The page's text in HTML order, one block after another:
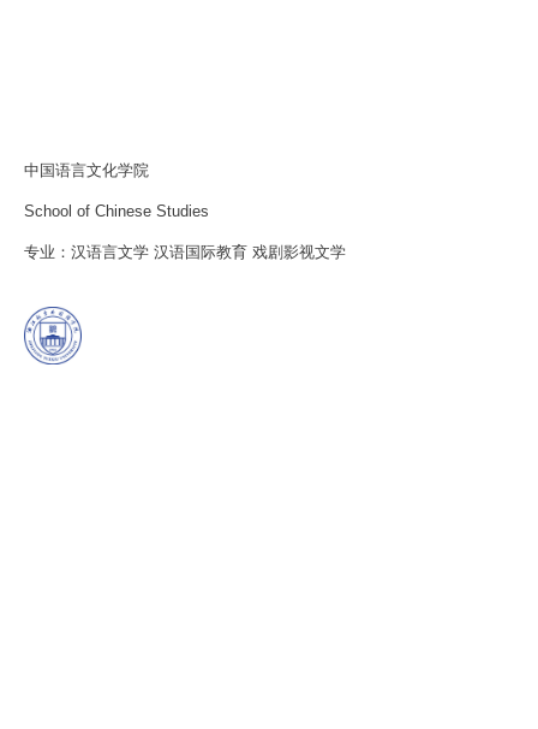
中国语言文化学院
School of Chinese Studies
专业：汉语言文学 汉语国际教育 戏剧影视文学